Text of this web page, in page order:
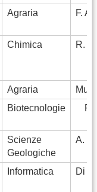
Agraria F.
Chimica R.
Agraria
Biotecnologie
Scienze
Geologiche
A.
Informatica Di